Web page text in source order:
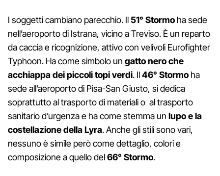
I soggetti cambiano parecchio. Il 51° Stormo ha sede
nell’aeroporto di Istrana, vicino a Treviso. È un reparto
da caccia e ricognizione, attivo con velivoli Eurofighter
Typhoon. Ha come simbolo un gatto nero che
acchiappa dei piccoli topi verdi. Il46° Stormo ha
sede all’aeroporto di Pisa-San Giusto, si dedica
soprattutto al trasporto di materiali o al trasporto
sanitario d’urgenza e ha come stemma un lupo e la
costellazione della Lyra. Anche gli stili sono vari,
nessuno è simile però come dettaglio, colori e
composizione a quello del66° Stormo.